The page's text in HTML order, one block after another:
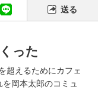
送る
った
超えるためにカフェ
岡本太郎のコミュ